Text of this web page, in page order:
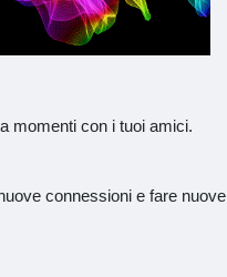
momenti con i tuoi amici.
connessioni e fare nuove